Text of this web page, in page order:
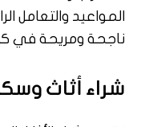
المواعيد والتعامل
ناجحة ومريحة في
شراء أثاث